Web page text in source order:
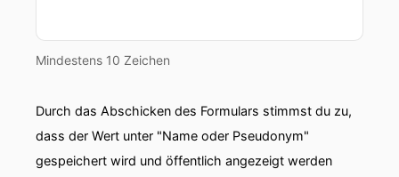
Mindestens 10 Zeichen
Durch das Abschicken des Formulars stimmst du zu,
dass der Wert unter "Name oder Pseudonym"
gespeichert wird und öffentlich angezeigt werden